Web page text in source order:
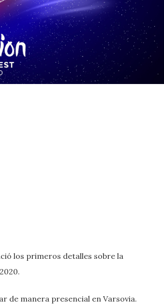
los primeros detalles sobre la
de manera presencial en Varsovia.